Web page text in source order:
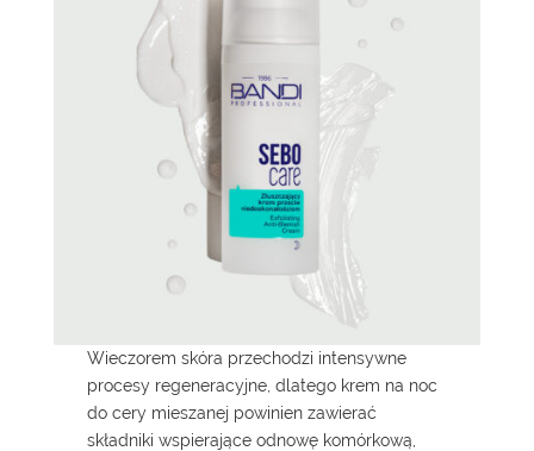
Wieczorem skóra przechodzi intensywne
procesy regeneracyjne, dlatego krem na noc
do cery mieszanej powinien zawierać
składniki wspierające odnowę komórkową,